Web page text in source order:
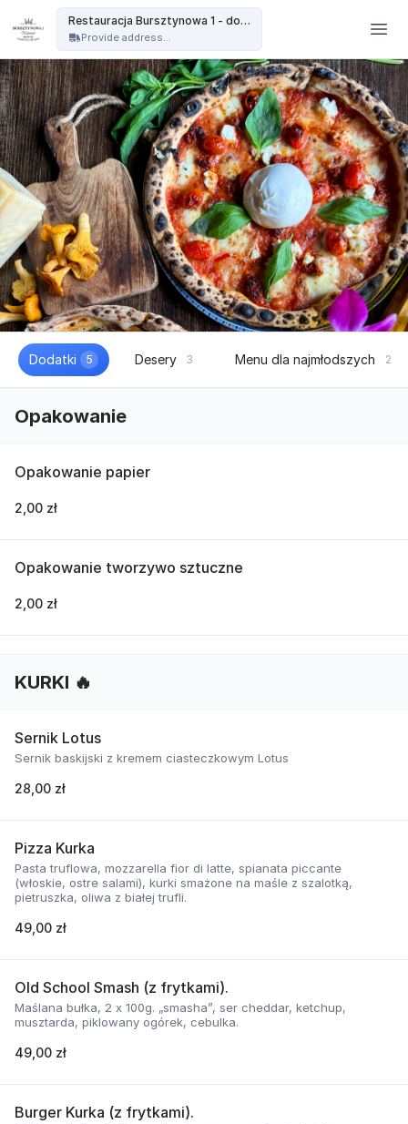
Restauracja Bursztynowa 1 - dowóz
Provide address...
Dodatki 5 Desery 3 Menu dla najmłodszych 2
Opakowanie
Opakowanie papier
2,00 zł
Opakowanie tworzywo sztuczne
2,00 zł
KURKI 🔥
Sernik Lotus
Sernik baskijski z kremem ciasteczkowym Lotus
28,00 zł
Pizza Kurka
Pasta truflowa, mozzarella fior di latte, spianata piccante
(włoskie, ostre salami), kurki smażone na maśle z szalotką,
pietruszka, oliwa z białej trufli.
49,00 zł
Old School Smash (z frytkami).
Maślana bułka, 2 x 100g. „smasha”, ser cheddar, ketchup,
musztarda, piklowany ogórek, cebulka.
49,00 zł
Burger Kurka (z frytkami).